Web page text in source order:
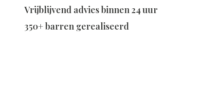
Vrijblijvend advies binnen 24 uur
350+ barren gerealiseerd